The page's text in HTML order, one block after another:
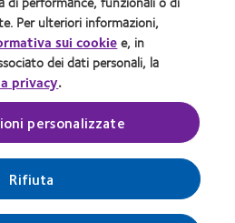
medici CE0123. Leggere
e le istruzioni d’uso.
controindicazioni dal medico
oculista
dal Ministero della Salute le immagini e i testi
sono stati preventivamente autorizzati dal
della salute stesso.
di immagini e testi contenuti in questa
sarà perseguito a norma di legge.
Per ulteriori informazioni,
sui cookiee, in
dei dati personali, la
privacy.
personalizzate
Rifiuta